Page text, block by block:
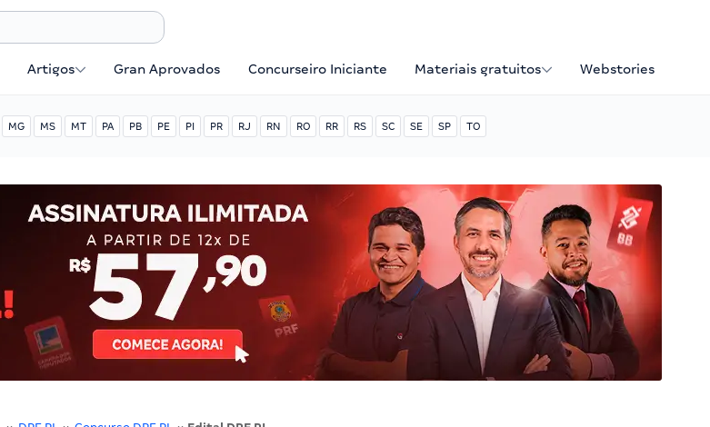
Artigos Gran Aprovados Concurseiro Iniciante Materiais gratuitos Webstories
MG MS MT PA PB PE PI PR RJ RN RO RR RS SC SE SP TO